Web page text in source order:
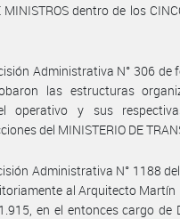
MINISTROS dentro de los
Administrativa N° 306 de
las estructuras
operativo y sus
del MINISTERIO DE
Administrativa N° 1188
al Arquitecto Martín
en el entonces cargo